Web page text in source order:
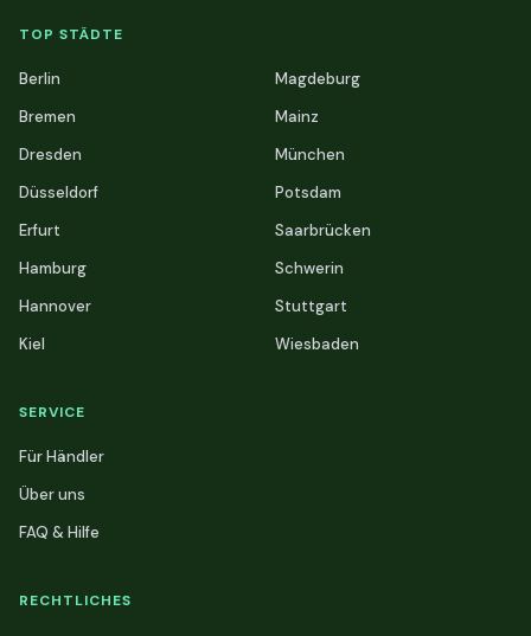
TOP STÄDTE
Berlin
Bremen
Dresden
Düsseldorf
Erfurt
Hamburg
Hannover
Kiel
Magdeburg
Mainz
München
Potsdam
Saarbrücken
Schwerin
Stuttgart
Wiesbaden
SERVICE
Für Händler
Über uns
FAQ & Hilfe
RECHTLICHES